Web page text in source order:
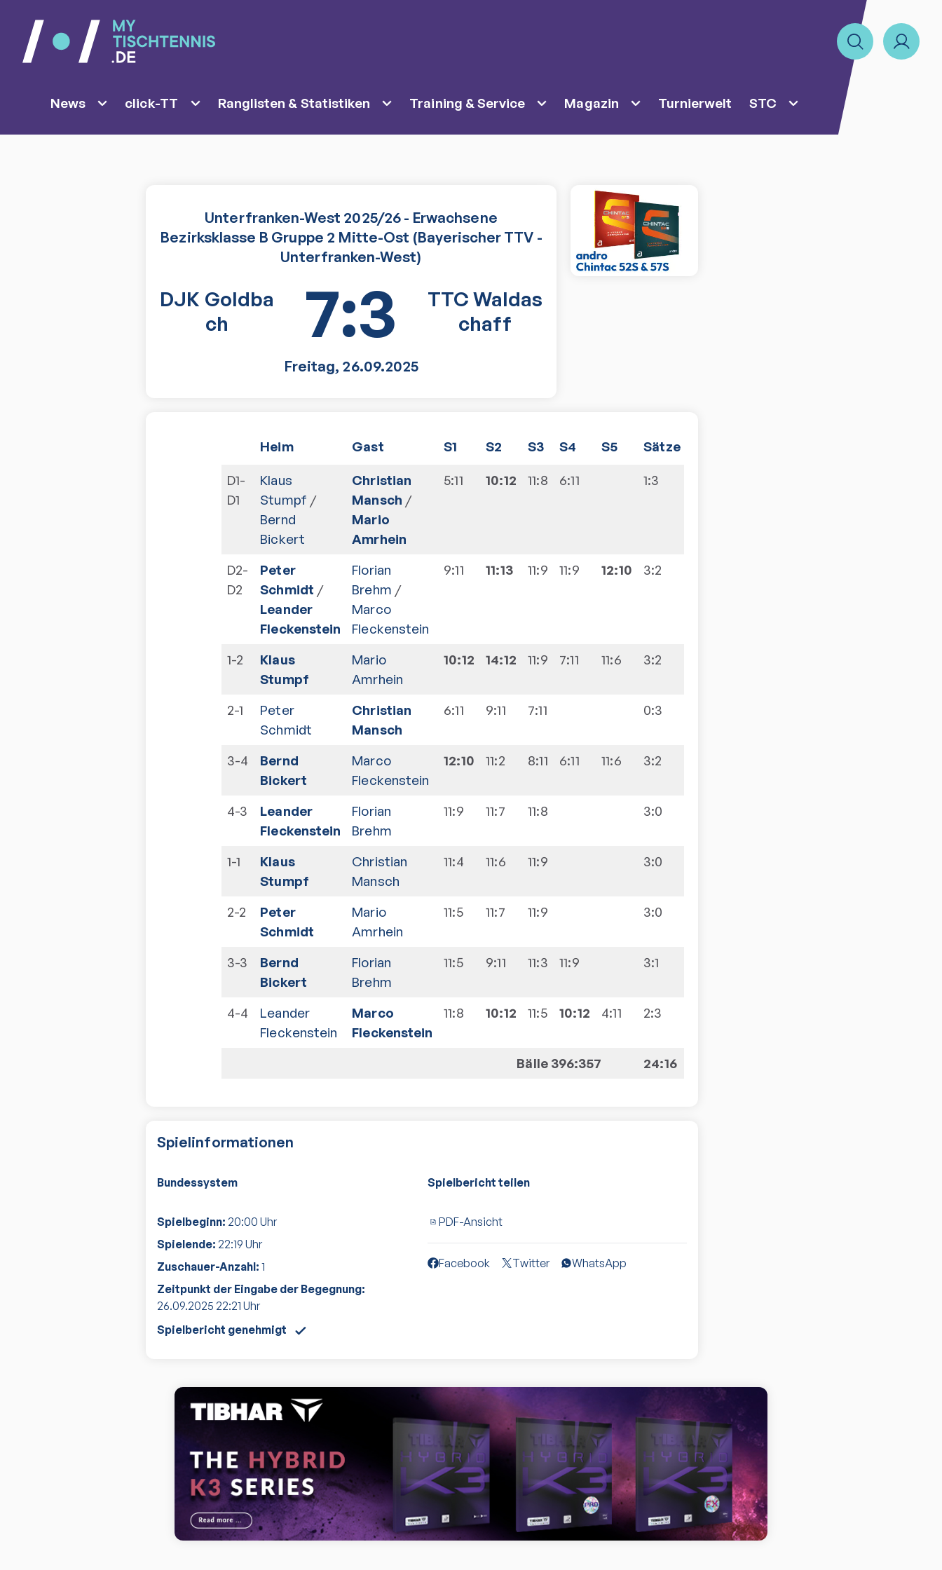
News click-TT Ranglisten & Statistiken Training & Service Magazin Turnierwelt STC
Unterfranken-West 2025/26 - Erwachsene
Bezirksklasse B Gruppe 2 Mitte-Ost (Bayerischer TTV -
Unterfranken-West)
DJK Goldba
ch
7:3
TTC Waldas
chaff
Freitag, 26.09.2025
Heim Gast S1 S2 S3 S4 S5 Sätze
D1-
D1
Klaus
Stumpf /
Bernd
Bickert
Christian
Mansch /
Mario
Amrhein
5:11 10:12 11:8 6:11 1:3
D2-
D2
Peter
Schmidt /
Leander
Fleckenstein
Florian
Brehm /
Marco
Fleckenstein
9:11 11:13 11:9 11:9 12:10 3:2
1-2
Klaus
Stumpf
Mario
Amrhein
10:12 14:12 11:9 7:11 11:6 3:2
2-1
Peter
Schmidt
Christian
Mansch
6:11 9:11 7:11 0:3
3-4
Bernd
Bickert
Marco
Fleckenstein
12:10 11:2 8:11 6:11 11:6 3:2
4-3
Leander
Fleckenstein
Florian
Brehm
11:9 11:7 11:8 3:0
1-1
Klaus
Stumpf
Christian
Mansch
11:4 11:6 11:9 3:0
2-2
Peter
Schmidt
Mario
Amrhein
11:5 11:7 11:9 3:0
3-3
Bernd
Bickert
Florian
Brehm
11:5 9:11 11:3 11:9 3:1
4-4
Leander
Fleckenstein
Marco
Fleckenstein
11:8 10:12 11:5 10:12 4:11 2:3
Bälle 396:357 24:16
Spielinformationen
Bundessystem
Spielbeginn: 20:00 Uhr
Spielende: 22:19 Uhr
Zuschauer-Anzahl: 1
Zeitpunkt der Eingabe der Begegnung:
26.09.2025 22:21 Uhr
Spielbericht genehmigt
Spielbericht teilen
PDF-Ansicht
Facebook Twitter WhatsApp